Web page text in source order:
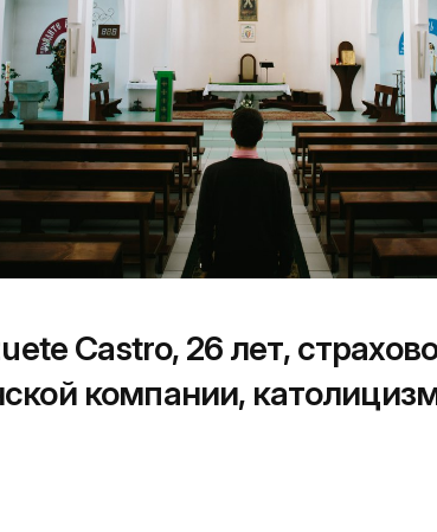
Castro, 26 лет,
компании,